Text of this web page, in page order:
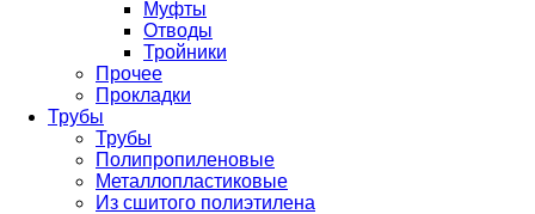
Муфты
Отводы
Тройники
Прочее
Прокладки
Трубы
Трубы
Полипропиленовые
Металлопластиковые
Из сшитого полиэтилена